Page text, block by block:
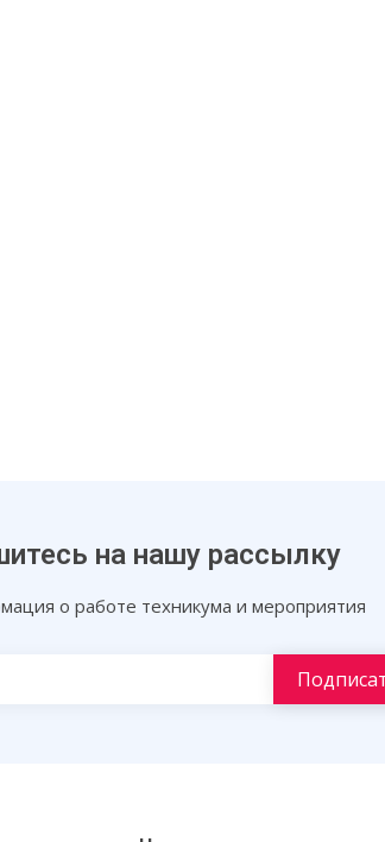
на нашу рассылку
о работе техникума и мероприятия